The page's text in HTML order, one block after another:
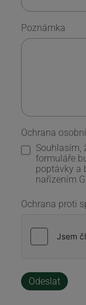
Poznámka
Ochrana
Souhlasím,
formuláře
poptávky a
nařízením
Ochrana proti